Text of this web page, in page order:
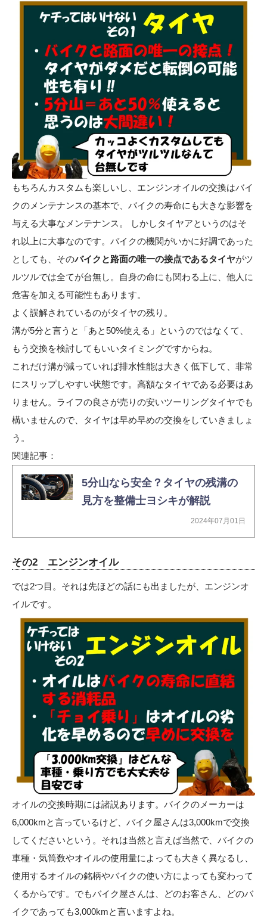
もちろんカスタムも楽しいし、エンジンオイルの交換はバイ
クのメンテナンスの基本で、バイクの寿命にも大きな影響を
与える大事なメンテナンス。 しかしタイヤアというのはそ
れ以上に大事なのです。バイクの機関がいかに好調であった
としても、そのバイクと路面の唯一の接点であるタイヤがツ
ルツルでは全てが台無し。自身の命にも関わる上に、他人に
危害を加える可能性もあります。
よく誤解されているのがタイヤの残り。
溝が5分と言うと「あと50%使える」というのではなくて、
もう交換を検討してもいいタイミングですからね。
これだけ溝が減っていれば排水性能は大きく低下して、非常
にスリップしやすい状態です。高額なタイヤである必要はあ
りません。ライフの良さが売りの安いツーリングタイヤでも
構いませんので、タイヤは早め早めの交換をしていきましょ
う。
関連記事：
5分山なら安全？タイヤの残溝の
見方を整備士ヨシキが解説
2024年07月01日
その2 エンジンオイル
では2つ目。それは先ほどの話にも出ましたが、エンジンオ
イルです。
オイルの交換時期には諸説あります。バイクのメーカーは
6,000kmと言っているけど、バイク屋さんは3,000kmで交換
してくださいという。それは当然と言えば当然で、バイクの
車種・気筒数やオイルの使用量によっても大きく異なるし、
使用するオイルの銘柄やバイクの使い方によっても変わって
くるからです。でもバイク屋さんは、どのお客さん、どのバ
イクであっても3,000kmと言いますよね。